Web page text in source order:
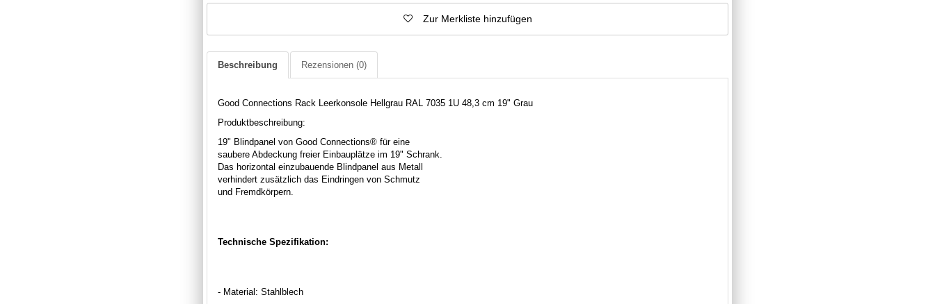
Zur Merkliste hinzufügen
Beschreibung Rezensionen (0)
Good Connections Rack Leerkonsole Hellgrau RAL 7035 1U 48,3 cm 19" Grau
Produktbeschreibung:
19" Blindpanel von Good Connections® für eine
saubere Abdeckung freier Einbauplätze im 19" Schrank.
Das horizontal einzubauende Blindpanel aus Metall
verhindert zusätzlich das Eindringen von Schmutz
und Fremdkörpern.
Technische Spezifikation:
- Material: Stahlblech